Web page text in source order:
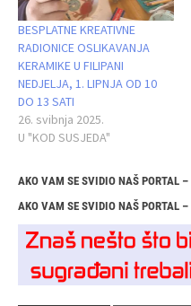
BESPLATNE KREATIVNE
RADIONICE OSLIKAVANJA
KERAMIKE U FILIPANI
NEDJELJA, 1. LIPNJA OD 10
DO 13 SATI
26. svibnja 2025.
U "KOD SUSJEDA"
AKO VAM SE SVIDIO NAŠ PORTAL –
AKO VAM SE SVIDIO NAŠ PORTAL –